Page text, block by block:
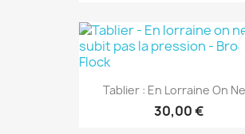
Tablier : En Lorraine On
30,00 €